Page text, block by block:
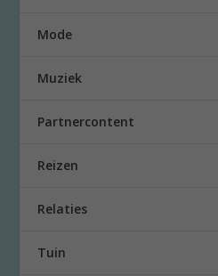
Mode
Muziek
Partnercontent
Reizen
Relaties
Tuin